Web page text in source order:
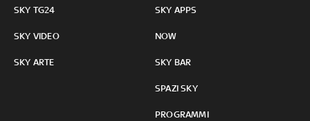
SKY TG24
SKY VIDEO
SKY ARTE
SKY APPS
NOW
SKY BAR
SPAZI SKY
PROGRAMMI